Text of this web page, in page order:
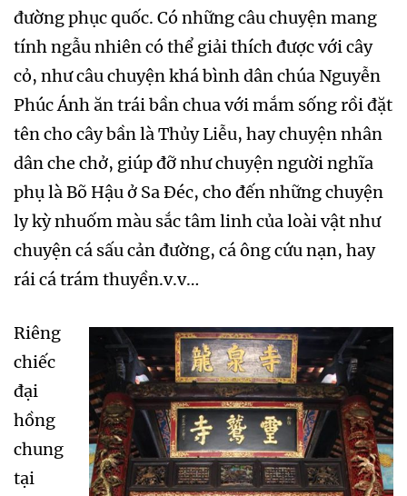
đường phục quốc. Có những câu chuyện mang
tính ngẫu nhiên có thể giải thích được với cây
cỏ, như câu chuyện khá bình dân chúa Nguyễn
Phúc Ánh ăn trái bần chua với mắm sống rồi đặt
tên cho cây bần là Thủy Liễu, hay chuyện nhân
dân che chở, giúp đỡ như chuyện người nghĩa
phụ là Bõ Hậu ở Sa Đéc, cho đến những chuyện
ly kỳ nhuốm màu sắc tâm linh của loài vật như
chuyện cá sấu cản đường, cá ông cứu nạn, hay
rái cá trám thuyền.v.v…
Riêng
chiếc
đại
hồng
chung
tại